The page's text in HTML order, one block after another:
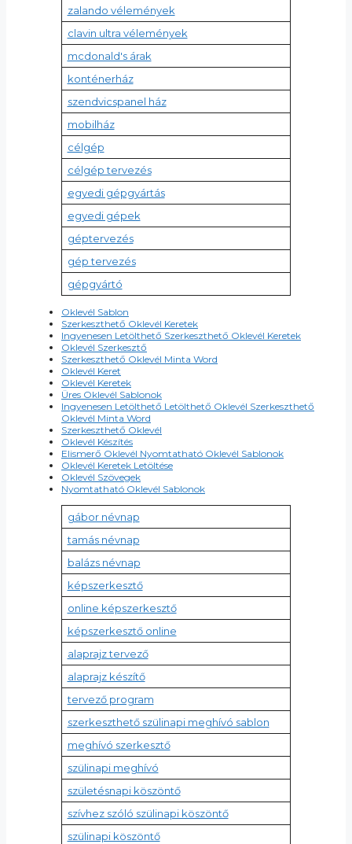
zalando vélemények
clavin ultra vélemények
mcdonald's árak
konténerház
szendvicspanel ház
mobilház
célgép
célgép tervezés
egyedi gépgyártás
egyedi gépek
géptervezés
gép tervezés
gépgyártó
Oklevél Sablon
Szerkeszthető Oklevél Keretek
Ingyenesen Letölthető Szerkeszthető Oklevél Keretek
Oklevél Szerkesztő
Szerkeszthető Oklevél Minta Word
Oklevél Keret
Oklevél Keretek
Üres Oklevél Sablonok
Ingyenesen Letölthető Letölthető Oklevél Szerkeszthető
Oklevél Minta Word
Szerkeszthető Oklevél
Oklevél Készítés
Elismerő Oklevél Nyomtatható Oklevél Sablonok
Oklevél Keretek Letöltése
Oklevél Szövegek
Nyomtatható Oklevél Sablonok
gábor névnap
tamás névnap
balázs névnap
képszerkesztő
online képszerkesztő
képszerkesztő online
alaprajz tervező
alaprajz készítő
tervező program
szerkeszthető szülinapi meghívó sablon
meghívó szerkesztő
szülinapi meghívó
születésnapi köszöntő
szívhez szóló szülinapi köszöntő
szülinapi köszöntő